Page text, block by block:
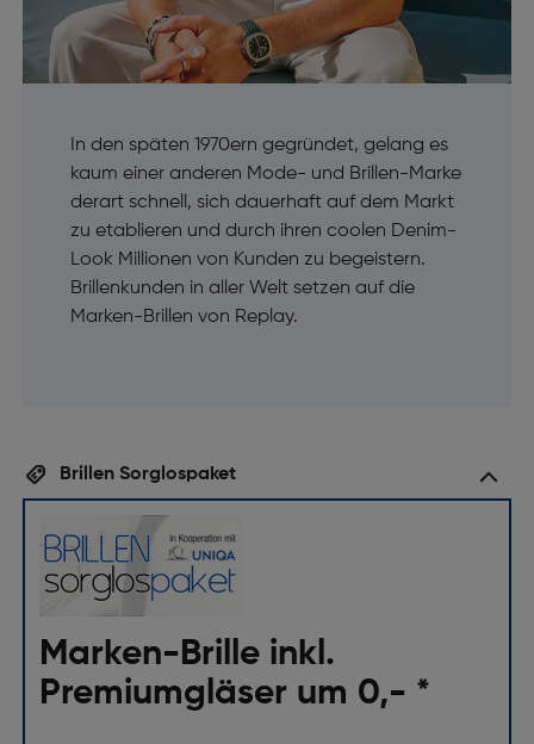
In den späten 1970ern gegründet, gelang es
kaum einer anderen Mode- und Brillen-Marke
derart schnell, sich dauerhaft auf dem Markt
zu etablieren und durch ihren coolen Denim-
Look Millionen von Kunden zu begeistern.
Brillenkunden in aller Welt setzen auf die
Marken-Brillen von Replay.
Brillen Sorglospaket
Marken-Brille inkl.
Premiumgläser um 0,- *